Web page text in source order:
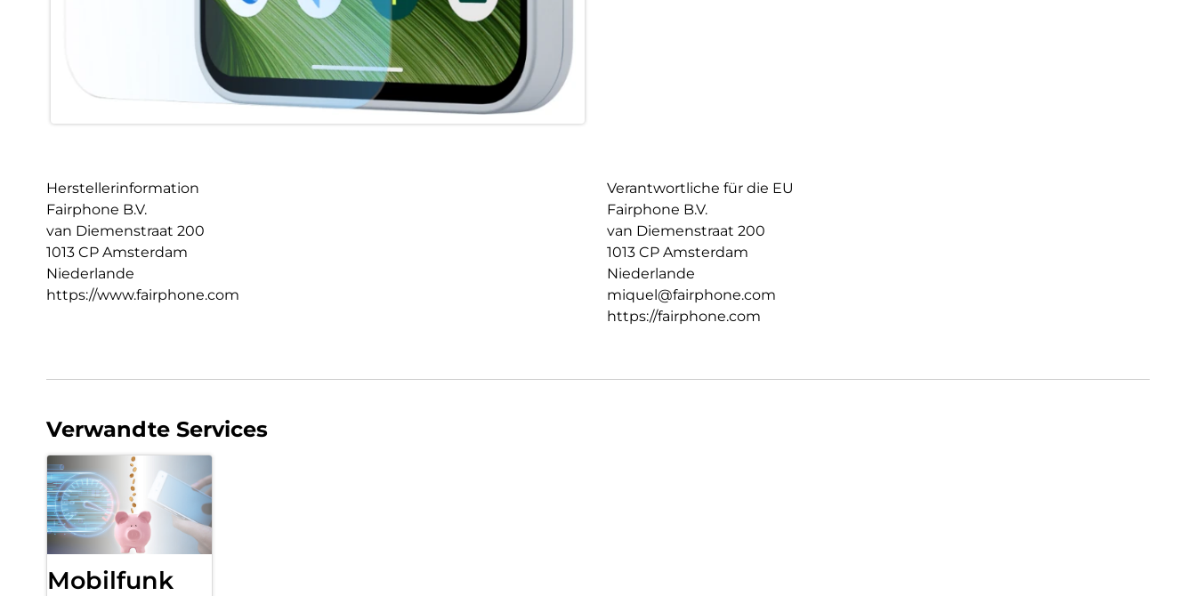
Herstellerinformation
Fairphone B.V.
van Diemenstraat 200
1013 CP Amsterdam
Niederlande
https://www.fairphone.com
Verantwortliche für die EU
Fairphone B.V.
van Diemenstraat 200
1013 CP Amsterdam
Niederlande
miquel@fairphone.com
https://fairphone.com
Verwandte Services
Mobilfunk